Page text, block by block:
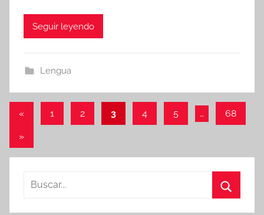
Seguir leyendo
Lengua
Paginación
de
entradas
«Entradas
1 2 3 4 5 … 68
Entradas
»
Buscar: